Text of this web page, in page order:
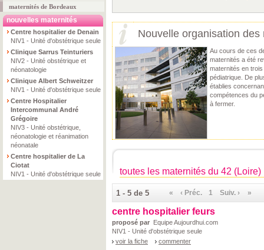
maternités de Bordeaux
nouvelles maternités
Centre hospitalier de Denain
NIV1 - Unité d'obstétrique seule
Clinique Sarrus Teinturiers
NIV2 - Unité obstétrique et
néonatologie
Clinique Albert Schweitzer
NIV1 - Unité d'obstétrique seule
Centre Hospitalier
Intercommunal André
Grégoire
NIV3 - Unité obstétrique,
néonatologie et réanimation
néonatale
Centre hospitalier de La
Ciotat
NIV1 - Unité d'obstétrique seule
Nouvelle organisation des
Au cours de ces
maternités a été
maternités en
pédiatrique. De
établies
compétences du
à fermer.
toutes les maternités du 42 (Loire)
1 - 5 de 5 « ‹ Préc. 1 Suiv. › »
centre hospitalier feurs
proposé par Equipe Aujourdhui.com
NIV1 - Unité d'obstétrique seule
voir la fiche
commenter